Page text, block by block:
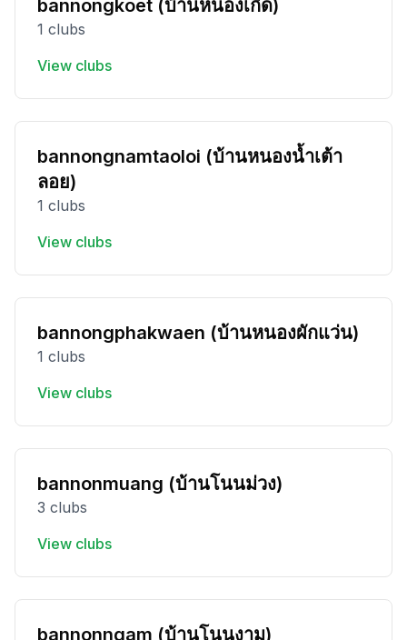
bannongkoet (บ้านหนองเกิด)
1 clubs
View clubs
bannongnamtaoloi (บ้านหนองน้ำเต้า
ลอย)
1 clubs
View clubs
bannongphakwaen (บ้านหนองผักแว่น)
1 clubs
View clubs
bannonmuang (บ้านโนนม่วง)
3 clubs
View clubs
bannonngam (บ้านโนนงาม)